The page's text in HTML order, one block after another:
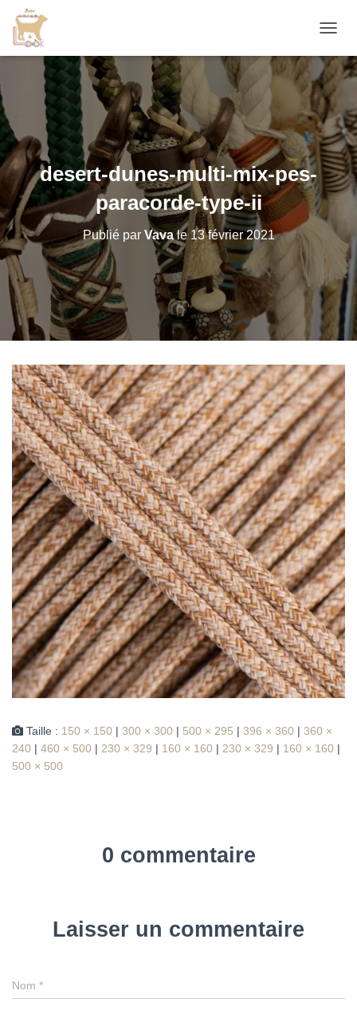
É
I
E
L
A
N
A
I
I
O
N
desert-dunes-multi-mix-pes-
paracorde-type-ii
Publié par Vavale 13 février 2021
Taille : 150 × 150 | 300 × 300 | 500 × 295 | 396 × 360 | 360 ×
240 | 460 × 500 | 230 × 329 | 160 × 160 | 230 × 329 | 160 × 160 |
500 × 500
0 commentaire
Laisser un commentaire
Nom *